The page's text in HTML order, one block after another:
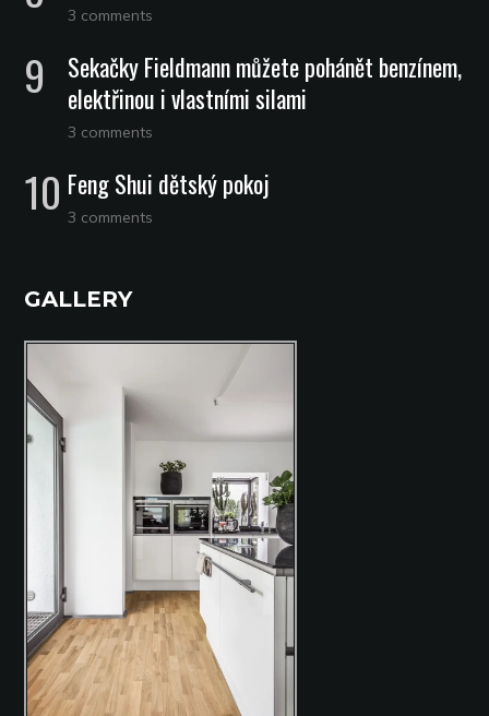
3 comments
Sekačky Fieldmann můžete pohánět benzínem,
elektřinou i vlastními silami
3 comments
Feng Shui dětský pokoj
3 comments
GALLERY